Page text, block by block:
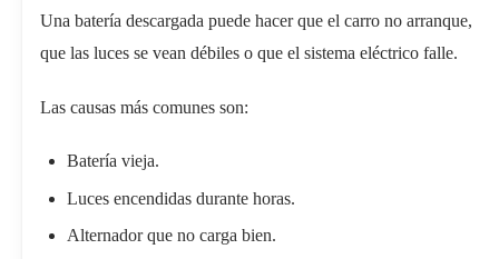
Una batería descargada puede hacer que el carro no arranque,
que las luces se vean débiles o que el sistema eléctrico falle.
Las causas más comunes son:
Batería vieja.
Luces encendidas durante horas.
Alternador que no carga bien.